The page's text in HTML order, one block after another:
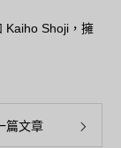
Kaiho Shoji，擁
篇文章